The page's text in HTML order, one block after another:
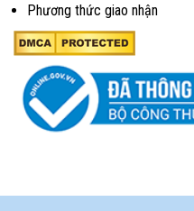
Phương thức giao nhận